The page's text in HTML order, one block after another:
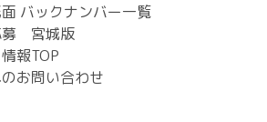
バックナンバー一覧
募 宮城版
報TOP
お問い合わせ